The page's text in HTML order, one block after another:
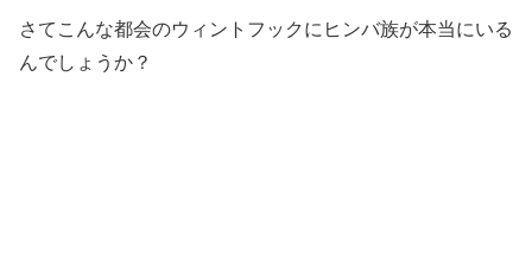
さてこんな都会のウィントフックにヒンバ族が本当にいる
んでしょうか？